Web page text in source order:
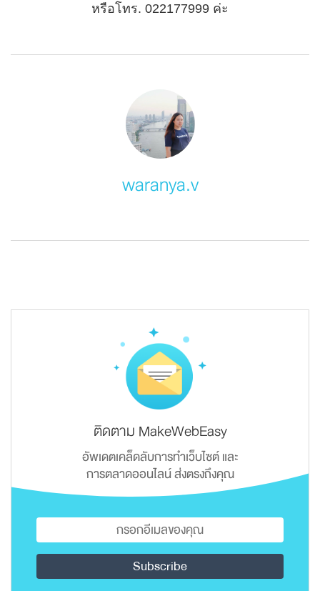
หรือโทร. 022177999 ค่ะ
waranya.v
ติดตาม MakeWebEasy
อัพเดตเคล็ดลับการทำเว็บไซต์ และ
การตลาดออนไลน์ ส่งตรงถึงคุณ